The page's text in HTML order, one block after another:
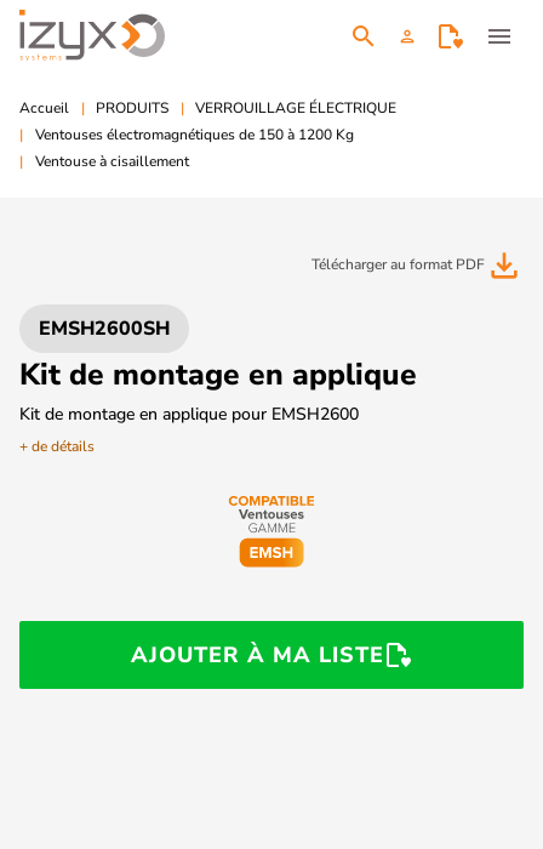
search person menu
Accueil PRODUITS
VERROUILLAGE ÉLECTRIQUE
Ventouses électromagnétiques de 150 à 1200 Kg
Ventouse à cisaillement
Télécharger au format PDF file_download
EMSH2600SH
Kit de montage en applique
Kit de montage en applique pour EMSH2600
+ de détails
AJOUTER À MA LISTE